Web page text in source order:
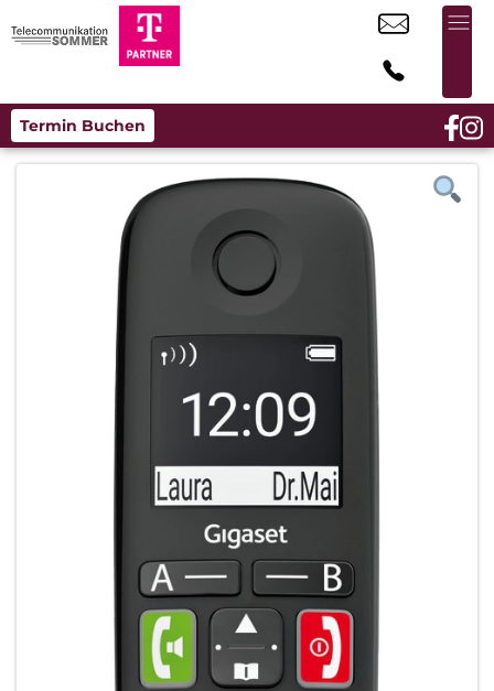
Termin Buchen